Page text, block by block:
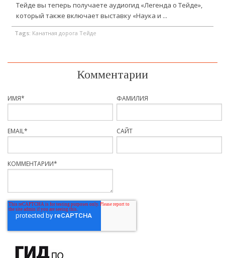
Тейде вы теперь получаете аудиогид «Легенда о Тейде»,
который также включает выставку «Наука и ...
Tags: Канатная дорога Тейде
Комментарии
ИМЯ* ФАМИЛИЯ
EMAIL* САЙТ
КОММЕНТАРИИ*